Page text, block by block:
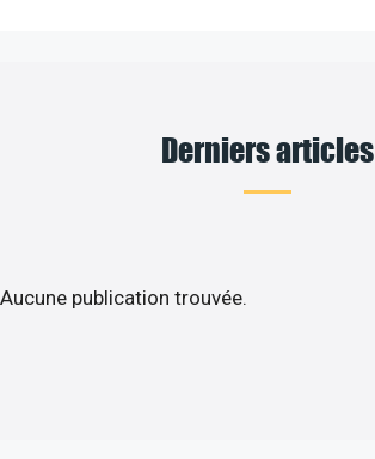
Derniers articles
Aucune publication trouvée.